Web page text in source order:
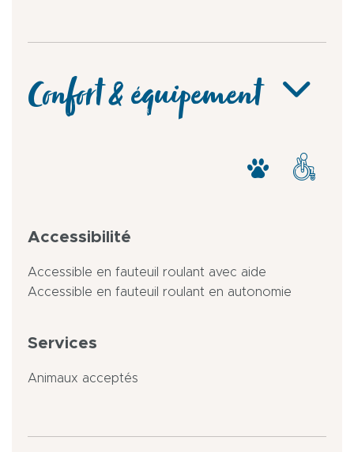
Confort & équipement
Accessibilité
Accessible en fauteuil roulant avec aide
Accessible en fauteuil roulant en autonomie
Services
Animaux acceptés